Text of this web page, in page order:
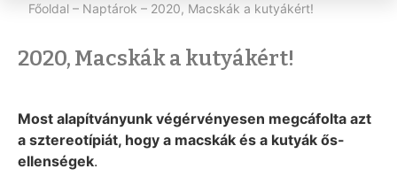
Főoldal – Naptárok – 2020, Macskák a kutyákért!
2020, Macskák a kutyákért!
Most alapítványunk végérvényesen megcáfolta azt
a sztereotípiát, hogy a macskák és a kutyák ős-
ellenségek.